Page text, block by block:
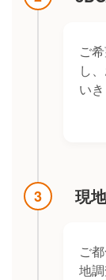
ご
し
いき
3 現
ご
地